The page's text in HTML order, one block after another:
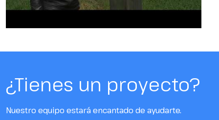
¿Tienes un proyecto?
Nuestro equipo estará encantado de ayudarte.